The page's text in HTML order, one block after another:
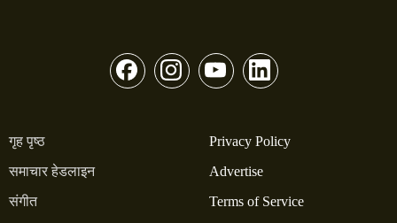
गृह पृष्ठ
समाचार हेडलाइन
संगीत
Privacy Policy
Advertise
Terms of Service